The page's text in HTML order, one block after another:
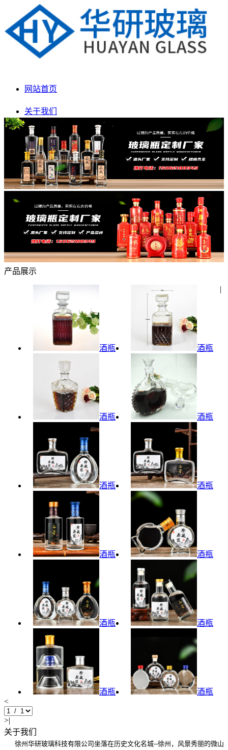
网站首页
关于我们
产品展示
新闻动态
生产车间
产品展示
酒瓶 酒瓶
酒瓶 酒瓶
酒瓶 酒瓶
酒瓶 酒瓶
酒瓶 酒瓶
酒瓶 酒瓶
|
<
>|
关于我们
徐州华研玻璃科技有限公司坐落在历史文化名城--徐州，风景秀丽的微山